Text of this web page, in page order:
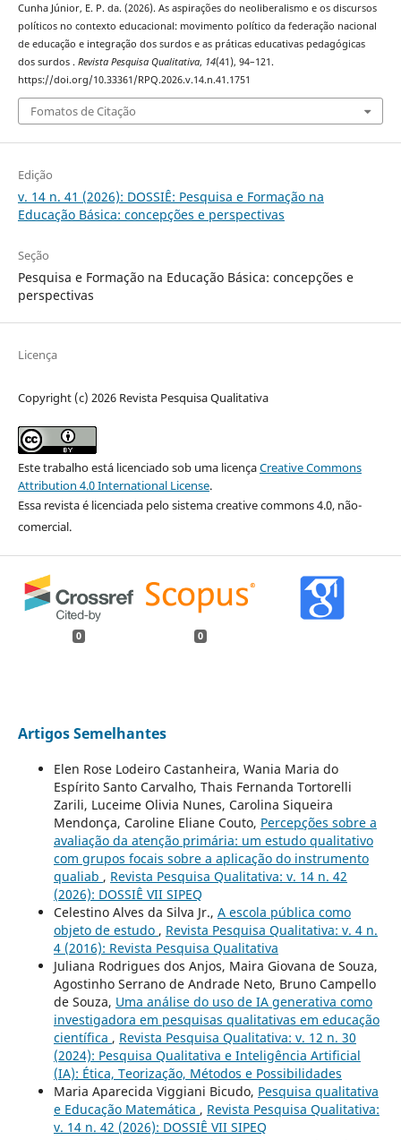
Cunha Júnior, E. P. da. (2026). As aspirações do neoliberalismo e os discursos
políticos no contexto educacional: movimento político da federação nacional
de educação e integração dos surdos e as práticas educativas pedagógicas
dos surdos . Revista Pesquisa Qualitativa, 14(41), 94–121.
https://doi.org/10.33361/RPQ.2026.v.14.n.41.1751
Fomatos de Citação
Edição
v. 14 n. 41 (2026): DOSSIÊ: Pesquisa e Formação na
Educação Básica: concepções e perspectivas
Seção
Pesquisa e Formação na Educação Básica: concepções e
perspectivas
Licença
Copyright (c) 2026 Revista Pesquisa Qualitativa
Este trabalho está licenciado sob uma licençaCreative Commons
Attribution 4.0 International License.
Essa revista é licenciada pelo sistema creative commons 4.0, não-
comercial.
0 0
Artigos Semelhantes
Elen Rose Lodeiro Castanheira, Wania Maria do
Espírito Santo Carvalho, Thais Fernanda Tortorelli
Zarili, Luceime Olivia Nunes, Carolina Siqueira
Mendonça, Caroline Eliane Couto, Percepções sobre a
avaliação da atenção primária: um estudo qualitativo
com grupos focais sobre a aplicação do instrumento
qualiab , Revista Pesquisa Qualitativa: v. 14 n. 42
(2026): DOSSIÊ VII SIPEQ
Celestino Alves da Silva Jr., A escola pública como
objeto de estudo , Revista Pesquisa Qualitativa: v. 4 n.
4 (2016): Revista Pesquisa Qualitativa
Juliana Rodrigues dos Anjos, Maira Giovana de Souza,
Agostinho Serrano de Andrade Neto, Bruno Campello
de Souza, Uma análise do uso de IA generativa como
investigadora em pesquisas qualitativas em educação
científica , Revista Pesquisa Qualitativa: v. 12 n. 30
(2024): Pesquisa Qualitativa e Inteligência Artificial
(IA): Ética, Teorização, Métodos e Possibilidades
Maria Aparecida Viggiani Bicudo, Pesquisa qualitativa
e Educação Matemática , Revista Pesquisa Qualitativa:
v. 14 n. 42 (2026): DOSSIÊ VII SIPEQ